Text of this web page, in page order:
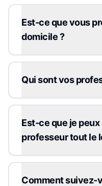
Est-ce que vous
domicile ?
Qui sont vos
Est-ce que je
professeur tout le
Comment suivez-